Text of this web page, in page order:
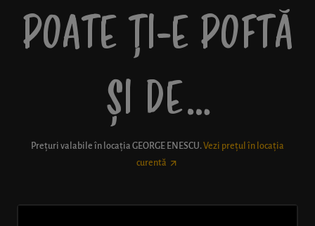
POATE ȚI-E POFTĂ
ȘI DE…
Prețuri valabile în locația GEORGE ENESCU. Vezi prețul în locația
curentă